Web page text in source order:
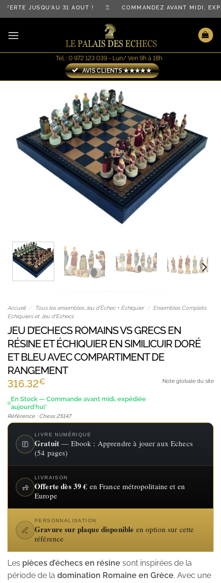
Passer
au
contenu
JUSQU'AU 31 AOÛT ! ♖ COMMANDEZ AVANT MIDI,
Tel. : 0 972 123 039 - Lun/ Ven 9h à 18h
AVIS CLIENTS ★★★★★
Accueil / Tous les ensembles Jeu d’Échec + Échiquier / Ensembles Complets
Echiquiers et Jeu d'Echecs
JEU D’ECHECS ROMAINS VS GRECS EN
RÉSINE ET ÉCHIQUIER EN SIMILICUIR DORÉ
ET BLEU AVEC COMPARTIMENT DE
RANGEMENT
316.32€
En Stock — Commande avant midi, expédiée
aujourd'hui*
Référence : Chess 25147
Note globale du site
LIVRE NUMÉRIQUE
Gratuit — Ebook : Apprendre à jouer aux Echecs
(54 pages)
LIVRAISON
Offerte dès 39 € en France métropolitaine et en
Europe
PERSONNALISATION
Gravure sur plaque disponible en option sur cette
référence
Les pièces d’échecs en résine sont inspirées de la
période de la domination Romaine en Grèce. Avec une